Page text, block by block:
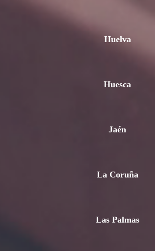
Huelva
Huesca
Jaén
La Coruña
Las Palmas